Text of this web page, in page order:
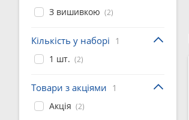
З вишивкою (2)
Кількість у наборі 1
1 шт. (2)
Товари з акціями 1
Акція (2)